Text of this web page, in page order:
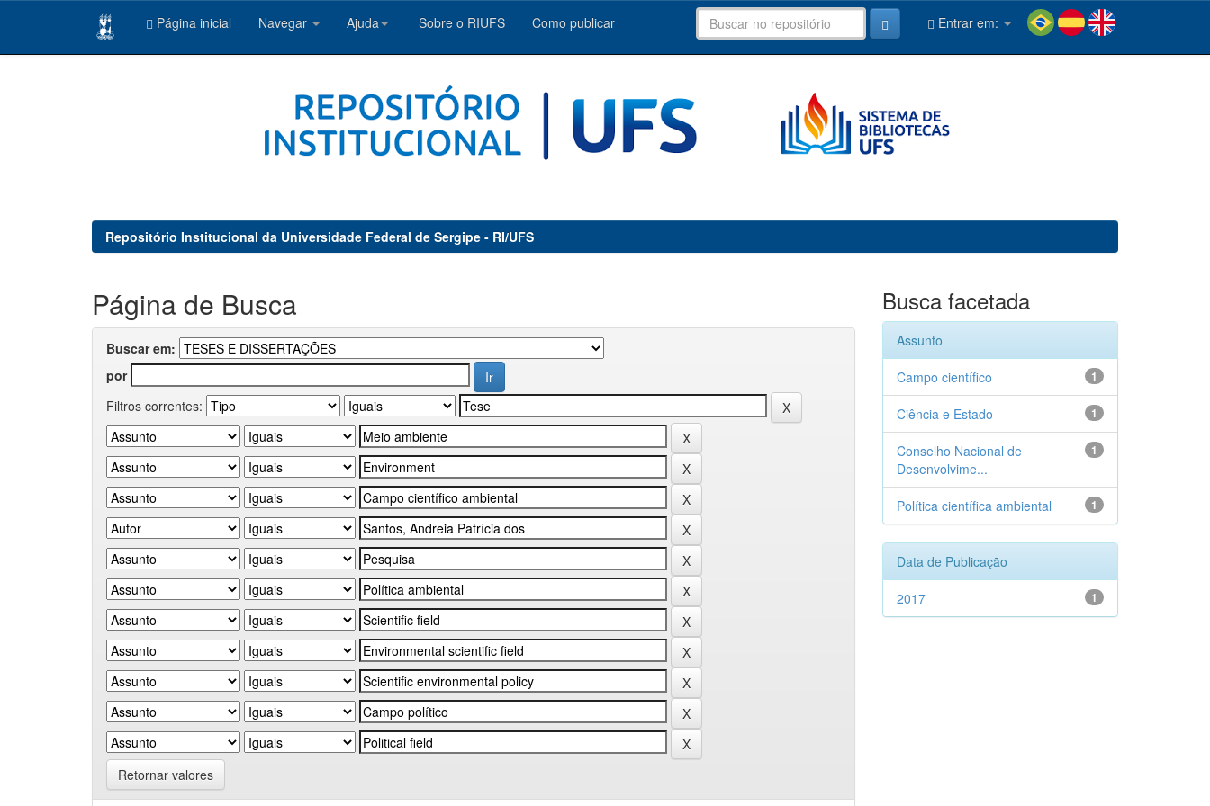
Página inicial Navegar Ajuda Sobre o RIUFS Como publicar Entrar em:
Repositório Institucional da Universidade Federal de Sergipe - RI/UFS
Página de Busca
Buscar em:
por
Filtros correntes:
Retornar valores
Busca facetada
Assunto
1
Campo científico
1
Ciência e Estado
1
Conselho Nacional de
Desenvolvime...
1
Política científica ambiental
Data de Publicação
1
2017